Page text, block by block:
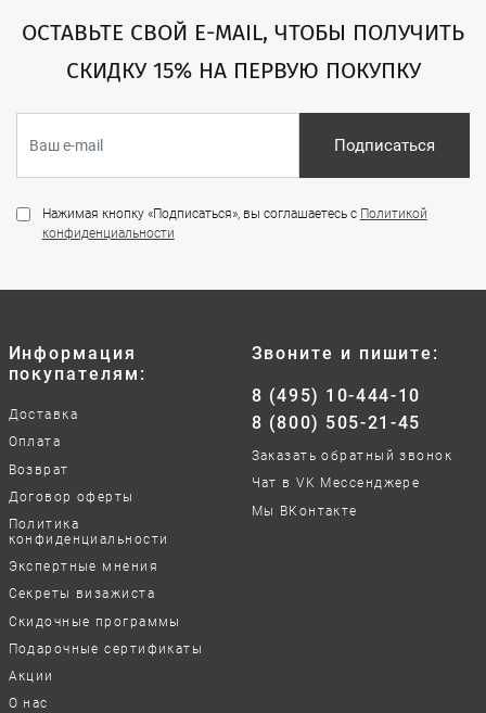
ОСТАВЬТЕ СВОЙ E-MAIL, ЧТОБЫ ПОЛУЧИТЬ
СКИДКУ 15% НА ПЕРВУЮ ПОКУПКУ
Подписаться
Нажимая кнопку «Подписаться», вы соглашаетесь с Политикой
конфиденциальности
Информация
покупателям:
Доставка
Оплата
Возврат
Договор оферты
Политика
конфиденциальности
Экспертные мнения
Секреты визажиста
Скидочные программы
Подарочные сертификаты
Акции
О нас
Звоните и пишите:
8 (495) 10-444-10
8 (800) 505-21-45
Заказать обратный звонок
Чат в VK Мессенджере
Мы ВКонтакте